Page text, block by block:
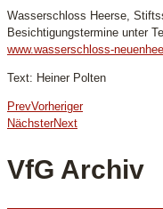
Wasserschloss Heerse,
Besichtigungstermine unter
www.wasserschloss-
Text: Heiner Polten
PrevVorheriger
NächsterNext
VfG Archiv